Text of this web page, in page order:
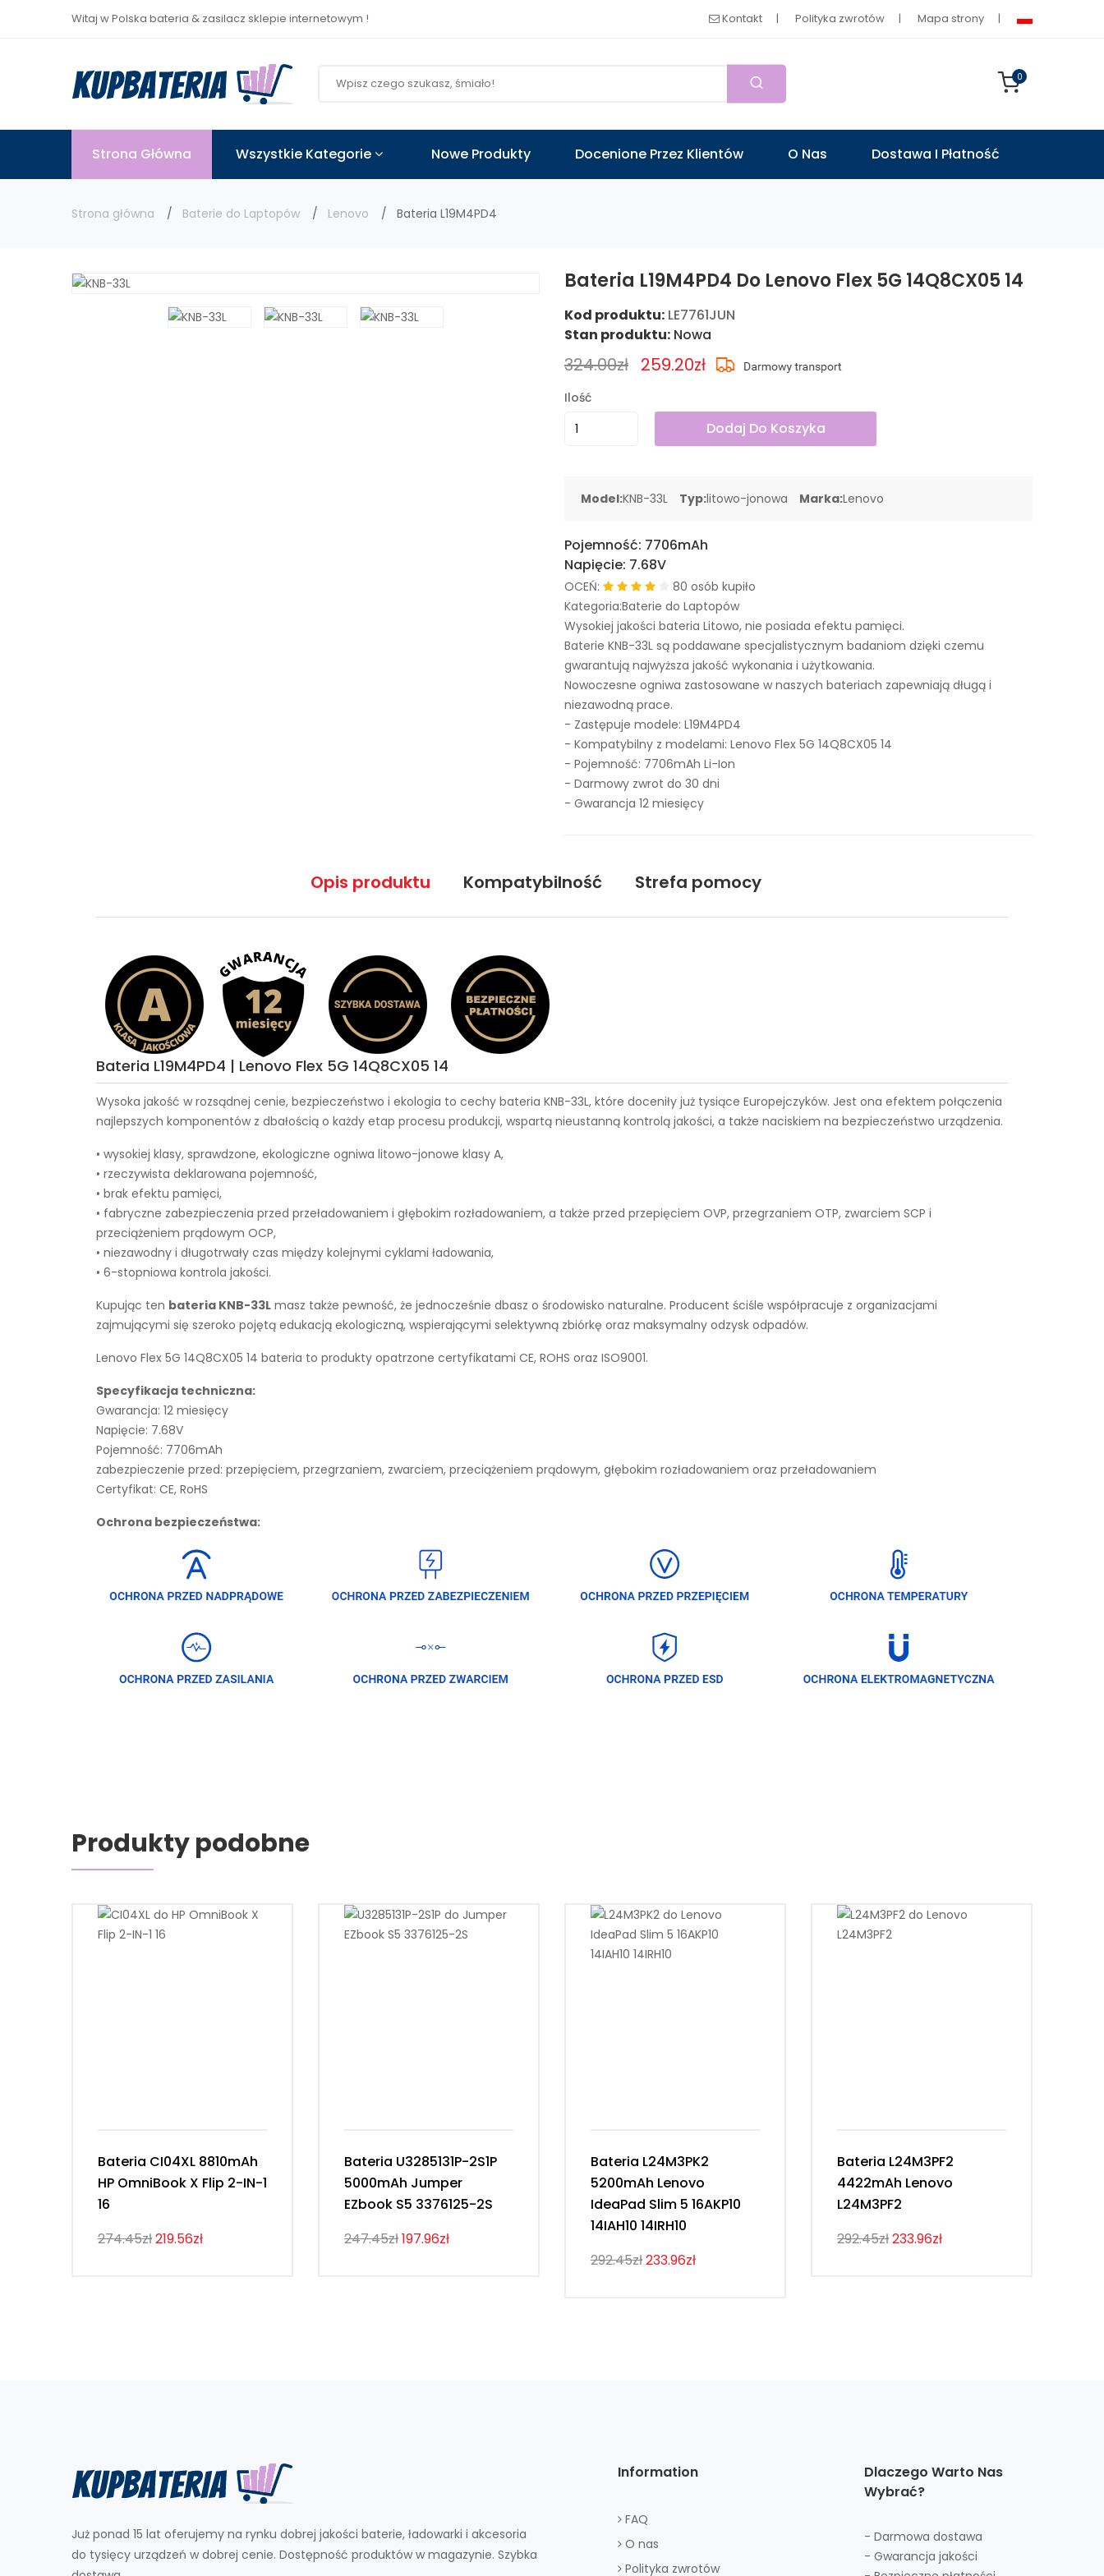
Witaj w Polska bateria & zasilacz sklepie internetowym ! Kontakt Polityka zwrotów Mapa strony
0
Strona Główna Wszystkie Kategorie Nowe Produkty Docenione Przez Klientów O Nas Dostawa I Płatność
Strona główna Baterie do Laptopów Lenovo Bateria L19M4PD4
Bateria L19M4PD4 Do Lenovo Flex 5G 14Q8CX05 14
Kod produktu: LE7761JUN
Stan produktu: Nowa
324.00zł 259.20zł
Ilość
Dodaj Do Koszyka
Model:KNB-33L Typ:litowo-jonowa Marka:Lenovo
Pojemność: 7706mAh
Napięcie: 7.68V
OCEŃ:
80 osób kupiło
Kategoria:Baterie do Laptopów
Wysokiej jakości bateria Litowo, nie posiada efektu pamięci.
Baterie KNB-33L są poddawane specjalistycznym badaniom dzięki czemu
gwarantują najwyższa jakość wykonania i użytkowania.
Nowoczesne ogniwa zastosowane w naszych bateriach zapewniają długą i
niezawodną prace.
- Zastępuje modele: L19M4PD4
- Kompatybilny z modelami: Lenovo Flex 5G 14Q8CX05 14
- Pojemność: 7706mAh Li-Ion
- Darmowy zwrot do 30 dni
- Gwarancja 12 miesięcy
Opis produktu Kompatybilność Strefa pomocy
Bateria L19M4PD4 | Lenovo Flex 5G 14Q8CX05 14
Wysoka jakość w rozsądnej cenie, bezpieczeństwo i ekologia to cechy bateria KNB-33L, które doceniły już tysiące Europejczyków. Jest ona efektem połączenia
najlepszych komponentów z dbałością o każdy etap procesu produkcji, wspartą nieustanną kontrolą jakości, a także naciskiem na bezpieczeństwo urządzenia.
• wysokiej klasy, sprawdzone, ekologiczne ogniwa litowo-jonowe klasy A,
• rzeczywista deklarowana pojemność,
• brak efektu pamięci,
• fabryczne zabezpieczenia przed przeładowaniem i głębokim rozładowaniem, a także przed przepięciem OVP, przegrzaniem OTP, zwarciem SCP i
przeciążeniem prądowym OCP,
• niezawodny i długotrwały czas między kolejnymi cyklami ładowania,
• 6-stopniowa kontrola jakości.
Kupując ten bateria KNB-33L masz także pewność, że jednocześnie dbasz o środowisko naturalne. Producent ściśle współpracuje z organizacjami
zajmującymi się szeroko pojętą edukacją ekologiczną, wspierającymi selektywną zbiórkę oraz maksymalny odzysk odpadów.
Lenovo Flex 5G 14Q8CX05 14 bateria to produkty opatrzone certyfikatami CE, ROHS oraz ISO9001.
Specyfikacja techniczna:
Gwarancja: 12 miesięcy
Napięcie: 7.68V
Pojemność: 7706mAh
zabezpieczenie przed: przepięciem, przegrzaniem, zwarciem, przeciążeniem prądowym, głębokim rozładowaniem oraz przeładowaniem
Certyfikat: CE, RoHS
Ochrona bezpieczeństwa:
Produkty podobne
Bateria CI04XL 8810mAh
HP OmniBook X Flip 2-IN-1
16
274.45zł219.56zł
Bateria U3285131P-2S1P
5000mAh Jumper
EZbook S5 3376125-2S
247.45zł197.96zł
Bateria L24M3PK2
5200mAh Lenovo
IdeaPad Slim 5 16AKP10
14IAH10 14IRH10
292.45zł233.96zł
Bateria L24M3PF2
4422mAh Lenovo
L24M3PF2
292.45zł233.96zł
Już ponad 15 lat oferujemy na rynku dobrej jakości baterie, ładowarki i akcesoria
do tysięcy urządzeń w dobrej cenie. Dostępność produktów w magazynie. Szybka
Information
FAQ
O nas
Polityka zwrotów
Dlaczego Warto Nas
Wybrać?
- Darmowa dostawa
- Gwarancja jakości